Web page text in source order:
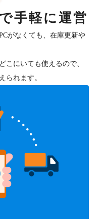
手軽に運営
がなくても、在庫更新や
こにいても使えるので、
られます。